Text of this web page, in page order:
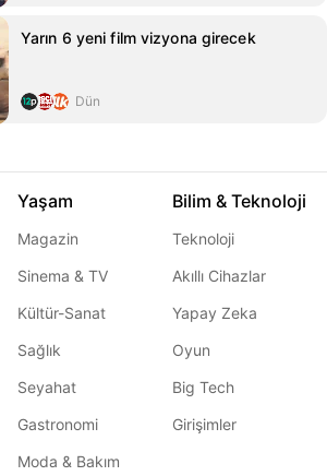
Yarın 6 yeni film vizyona girecek
Dün
Yaşam
Magazin
Sinema & TV
Kültür-Sanat
Sağlık
Seyahat
Gastronomi
Moda & Bakım
Bilim & Teknoloji
Teknoloji
Akıllı Cihazlar
Yapay Zeka
Oyun
Big Tech
Girişimler